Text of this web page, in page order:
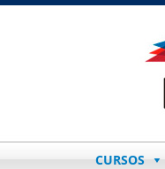
CURSOS